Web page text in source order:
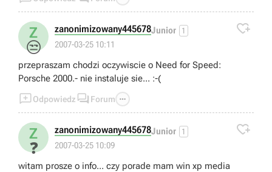
Z
😒
zanonimizowany445678Junior 1
2007-03-25 10:11

przepraszam chodzi oczywiscie o Need for Speed:
Porsche 2000.- nie instaluje sie... :-(
Odpowiedz  Forum 
Z
❓
zanonimizowany445678Junior 1
2007-03-25 10:09

witam prosze o info... czy porade mam win xp media